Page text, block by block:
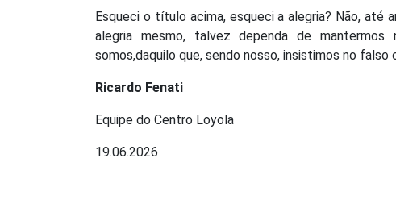
Esqueci o título acima, esqueci a alegria? Não, até
alegria mesmo, talvez dependa de
somos,daquilo que, sendo nosso, insistimos no
Ricardo Fenati
Equipe do Centro Loyola
19.06.2026